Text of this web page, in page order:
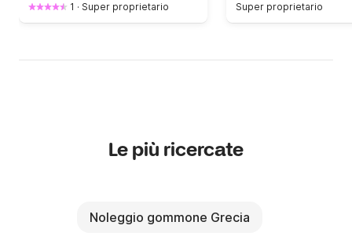
1 · Super proprietario Super proprietario
Le più ricercate
Noleggio gommone Grecia